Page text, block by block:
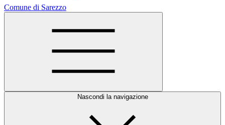
Comune di Sarezzo
Nascondi la navigazione